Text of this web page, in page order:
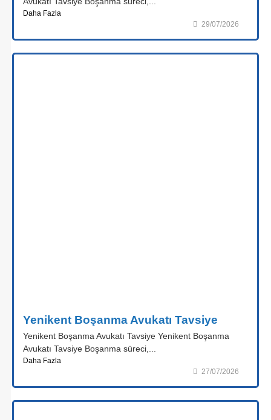
Daha Fazla
29/07/2026
Yenikent Boşanma Avukatı Tavsiye
Yenikent Boşanma Avukatı Tavsiye Yenikent Boşanma
Avukatı Tavsiye Boşanma süreci,...
Daha Fazla
27/07/2026